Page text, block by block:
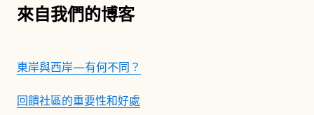
來自我們的博客
東岸與西岸—有何不同？
回饋社區的重要性和好處